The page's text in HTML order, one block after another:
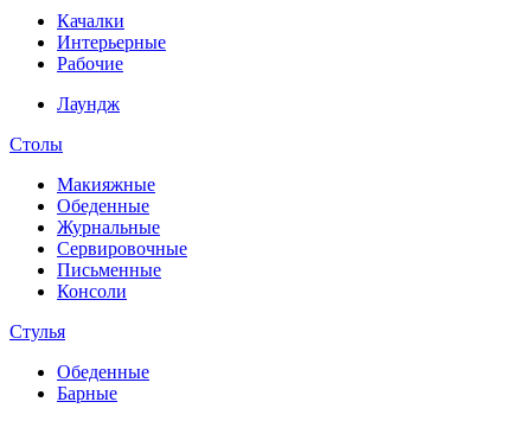
Качалки
Интерьерные
Рабочие
Лаундж
Столы
Макияжные
Обеденные
Журнальные
Сервировочные
Письменные
Консоли
Стулья
Обеденные
Барные